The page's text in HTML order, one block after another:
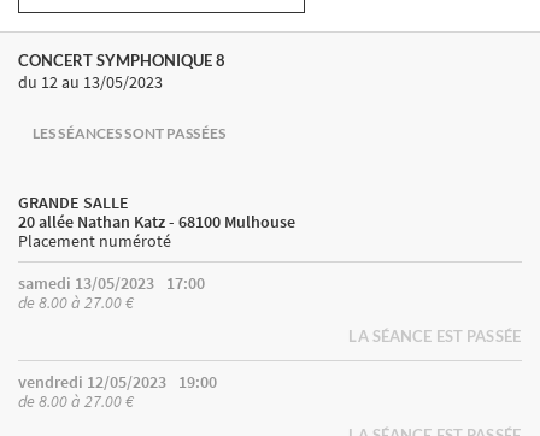
CONCERT SYMPHONIQUE 8
du 12au 13/05/2023
LES SÉANCES SONT PASSÉES
GRANDE SALLE
20 allée Nathan Katz - 68100 Mulhouse
Placement numéroté
samedi 13/05/2023
17:00
de 8.00 à 27.00 €
LA SÉANCE EST PASSÉE
vendredi 12/05/2023
19:00
de 8.00 à 27.00 €